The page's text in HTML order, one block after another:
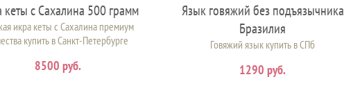
кеты с Сахалина 500 грамм
икра кеты с Сахалина премиум
купить в Санкт-Петербурге
8500 руб.
Язык говяжий без подъязычника
Бразилия
Говяжий язык купить в СПб
1290 руб.